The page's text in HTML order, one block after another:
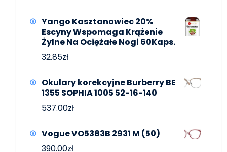
Yango Kasztanowiec 20%
Escyny Wspomaga Krążenie
Żylne Na Ociężałe Nogi 60Kaps.
32.85zł
Okulary korekcyjne Burberry BE
1355 SOPHIA 1005 52-16-140
537.00zł
Vogue VO5383B 2931 M (50)
390.00zł